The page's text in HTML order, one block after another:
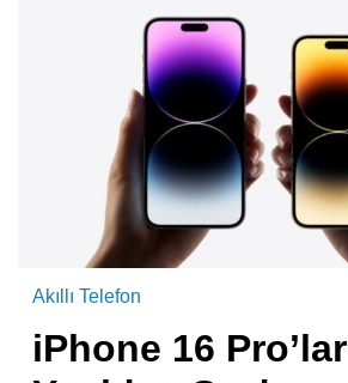
Akıllı Telefon
iPhone 16 Pro’lar